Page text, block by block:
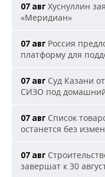
07 авг Хуснуллин
«Меридиан»
07 авг Россия
платформу для
07 авг Суд Казани
СИЗО под
07 авг Список
останется без
07 авг
завершат к 30